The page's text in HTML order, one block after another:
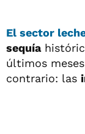
El sector
sequía
últimos
contrario: las